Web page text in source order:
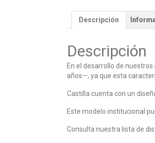
Descripción
Descripción
En el desarrollo de
años—, ya que esta
Castilla cuenta con un
Este modelo institucional
Consulta nuestra lista de